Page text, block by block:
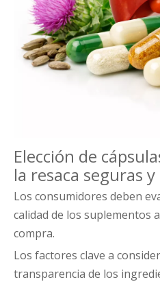
Elección de
la resaca seguras
Los consumidores deben
calidad de los suplementos
compra.
Los factores clave a
transparencia de los